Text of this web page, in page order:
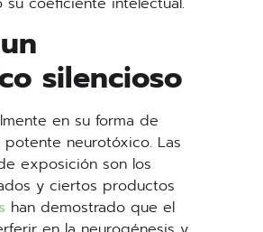
silencioso
en su forma de
neurotóxico. Las
exposición son los
y ciertos productos
han demostrado que el